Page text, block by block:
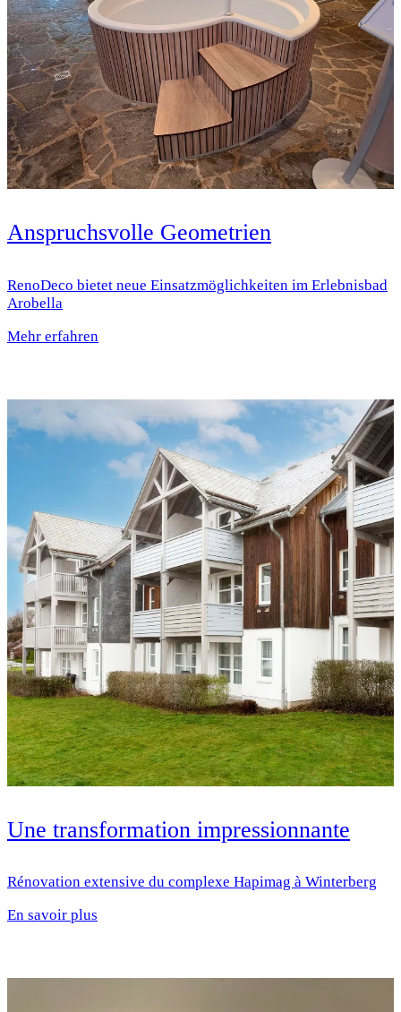
Anspruchsvolle Geometrien
RenoDeco bietet neue Einsatz­möglichkeiten im Erlebnisbad
Arobella
Mehr erfahren
Une transformation impressionnante
Rénovation extensive du complexe Hapimag à Winterberg
En savoir plus